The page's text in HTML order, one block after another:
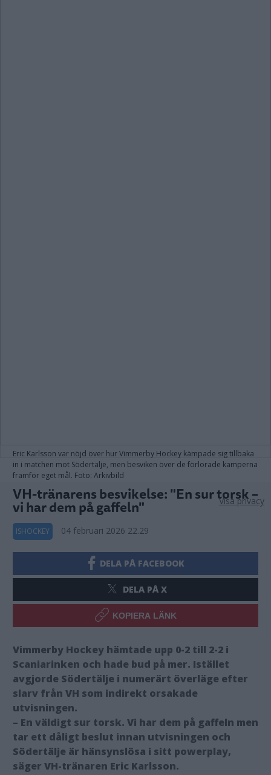
Eric Karlsson var nöjd över hur Vimmerby Hockey kämpade sig tillbaka
in i matchen mot Södertälje, men besviken över de förlorade kamperna
framför eget mål. Foto: Arkivbild
VH-tränarens besvikelse: "En sur torsk –
vi har dem på gaffeln"
ISHOCKEY 04 februari 2026 22.29
DELA PÅ FACEBOOK
DELA PÅ X
KOPIERA LÄNK
Vimmerby Hockey hämtade upp 0-2 till 2-2 i
Scaniarinken och hade bud på mer. Istället
avgjorde Södertälje i numerärt överläge efter
slarv från VH som indirekt orsakade
utvisningen.
– En väldigt sur torsk. Vi har dem på gaffeln men
tar ett dåligt beslut innan utvisningen och
Södertälje är hänsynslösa i sitt powerplay,
säger VH-tränaren Eric Karlsson.
Visa privacy